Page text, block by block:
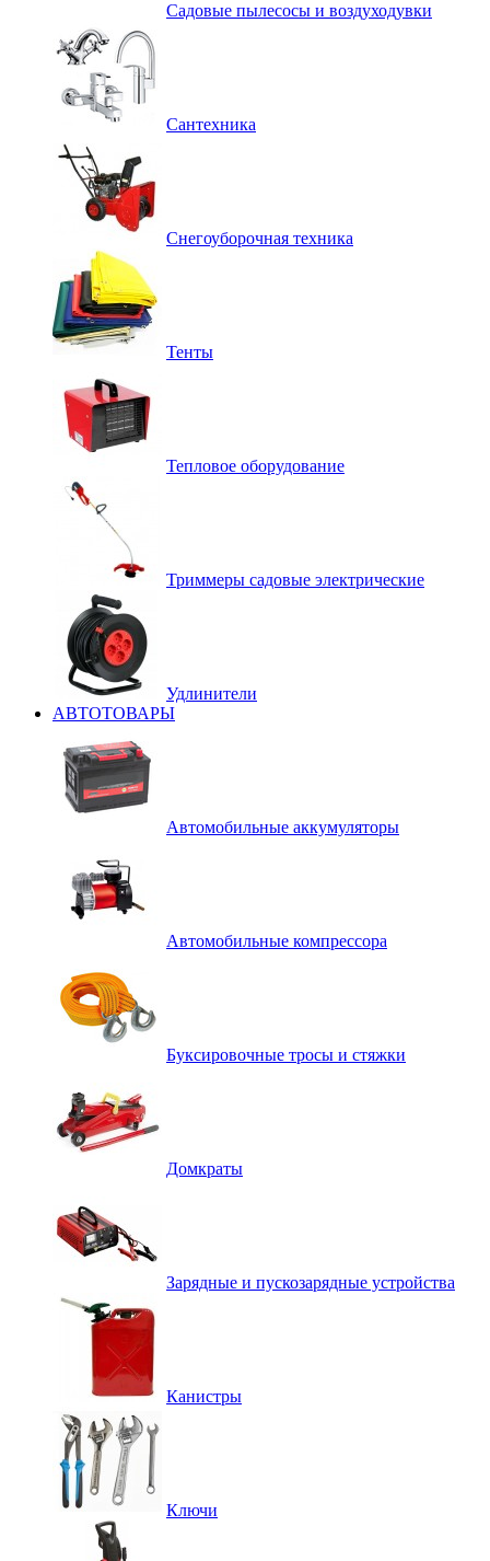
Садовые пылесосы и воздуходувки
Сантехника
Снегоуборочная техника
Тенты
Тепловое оборудование
Триммеры садовые электрические
Удлинители
АВТОТОВАРЫ
Автомобильные аккумуляторы
Автомобильные компрессора
Буксировочные тросы и стяжки
Домкраты
Зарядные и пускозарядные устройства
Канистры
Ключи